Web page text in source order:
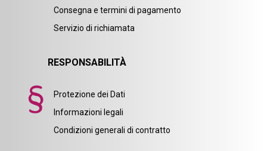
Consegna e termini di pagamento
Servizio di richiamata
RESPONSABILITÀ
Protezione dei Dati
Informazioni legali
Condizioni generali di contratto